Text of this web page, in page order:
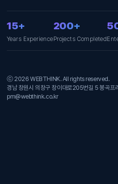
15+
Years Experience
200+
Projects Completed
ⓒ 2026 WEBTHINK. All rights reserved.
경남 창원시 의창구 창이대로205번길 5 봉곡
pm@webthink.co.kr